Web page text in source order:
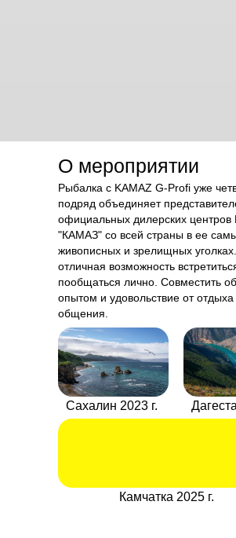
Рыбалка с KAMAZ G-Profi уже
подряд объединяет
официальных дилерских
"КАМАЗ" со всей страны в ее
живописных и зрелищных
отличная возможность
пообщаться лично. Совместить
опытом и удовольствие от отдыха
общения.
О мероприятии
Сахалин 2023 г.
Камчатка 2025 г.